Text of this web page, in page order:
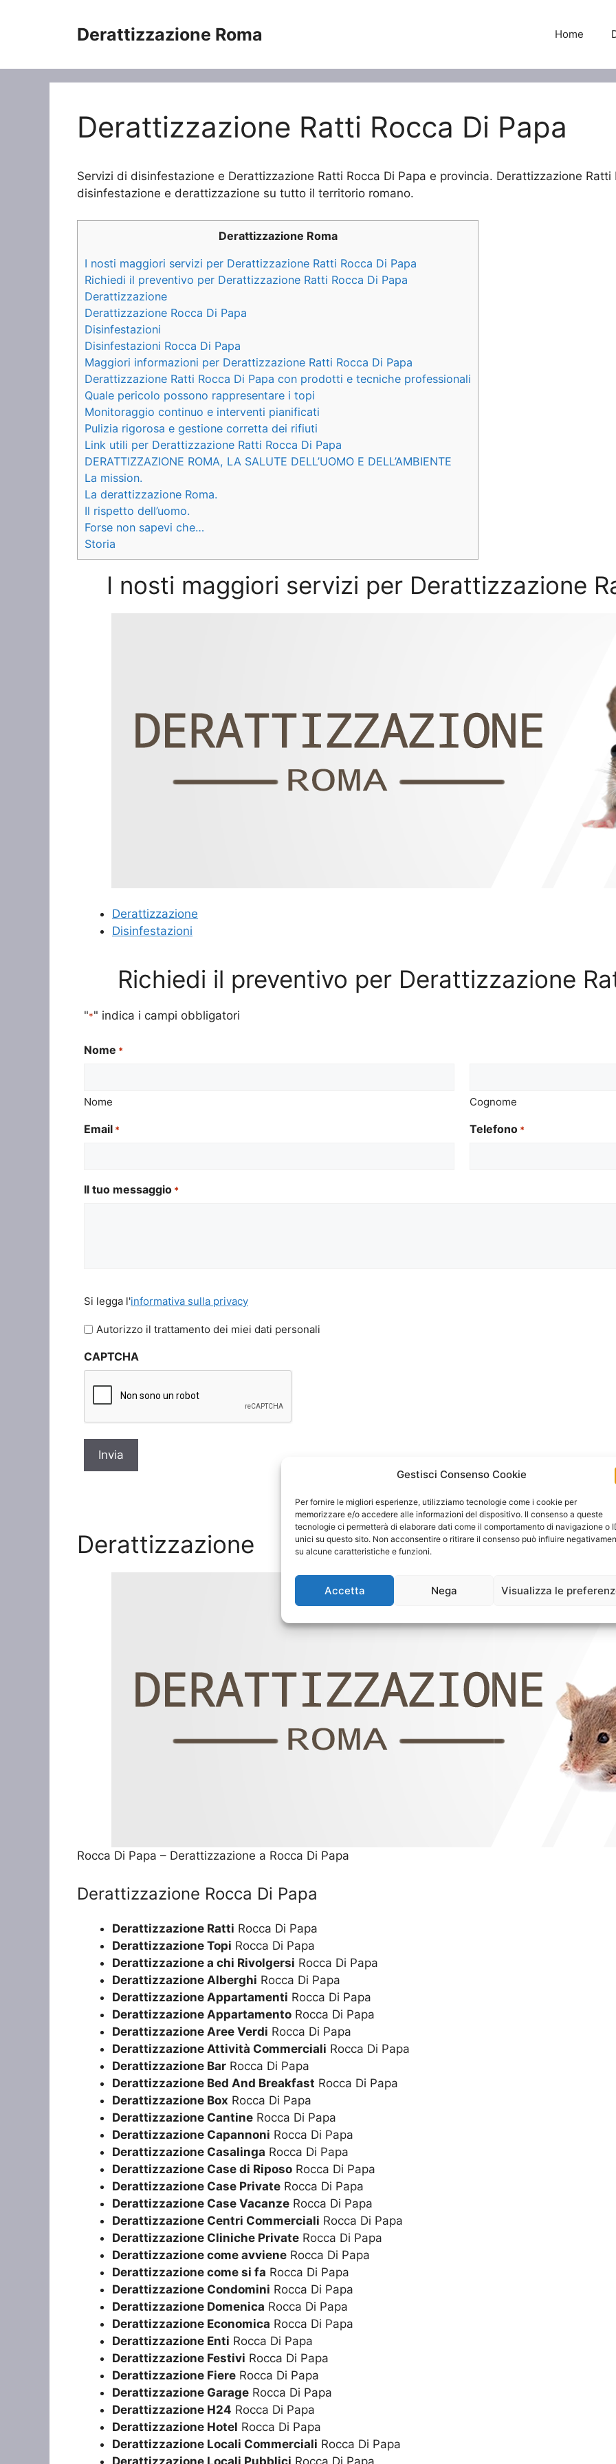
Gestisci Consenso Cookie
Per fornire le migliori esperienze, utilizziamo tecnologie come i cookie per
memorizzare e/o accedere alle informazioni del dispositivo. Il consenso a queste
tecnologie ci permetterà di elaborare dati come il comportamento di navigazione o
unici su questo sito. Non acconsentire o ritirare il consenso può influire
su alcune caratteristiche e funzioni.
Accetta Nega Visualizza le
Derattizzazione Roma Home
Derattizzazione Ratti Rocca Di Papa
Servizi di disinfestazione e Derattizzazione Ratti Rocca Di Papa e provincia. Derattizzazione
disinfestazione e derattizzazione su tutto il territorio romano.
Derattizzazione Roma
I nosti maggiori servizi per Derattizzazione Ratti Rocca Di Papa
Richiedi il preventivo per Derattizzazione Ratti Rocca Di Papa
Derattizzazione
Derattizzazione Rocca Di Papa
Disinfestazioni
Disinfestazioni Rocca Di Papa
Maggiori informazioni per Derattizzazione Ratti Rocca Di Papa
Derattizzazione Ratti Rocca Di Papa con prodotti e tecniche professionali
Quale pericolo possono rappresentare i topi
Monitoraggio continuo e interventi pianificati
Pulizia rigorosa e gestione corretta dei rifiuti
Link utili per Derattizzazione Ratti Rocca Di Papa
DERATTIZZAZIONE ROMA, LA SALUTE DELL’UOMO E DELL’AMBIENTE
La mission.
La derattizzazione Roma.
Il rispetto dell’uomo.
Forse non sapevi che…
Storia
I nosti maggiori servizi per Derattizzazione
Derattizzazione
Disinfestazioni
Richiedi il preventivo per Derattizzazione
"*" indica i campi obbligatori
Nome *
Nome Cognome
Email * Telefono *
Il tuo messaggio *
legga
l'informativa
privacy
Si legga l'informativa sulla privacy
Autorizzo il trattamento dei miei dati personali
CAPTCHA
Derattizzazione
Rocca Di Papa – Derattizzazione a Rocca Di Papa
Derattizzazione Rocca Di Papa
Derattizzazione Ratti Rocca Di Papa
Derattizzazione Topi Rocca Di Papa
Derattizzazione a chi Rivolgersi Rocca Di Papa
Derattizzazione Alberghi Rocca Di Papa
Derattizzazione Appartamenti Rocca Di Papa
Derattizzazione Appartamento Rocca Di Papa
Derattizzazione Aree Verdi Rocca Di Papa
Derattizzazione Attività Commerciali Rocca Di Papa
Derattizzazione Bar Rocca Di Papa
Derattizzazione Bed And Breakfast Rocca Di Papa
Derattizzazione Box Rocca Di Papa
Derattizzazione Cantine Rocca Di Papa
Derattizzazione Capannoni Rocca Di Papa
Derattizzazione Casalinga Rocca Di Papa
Derattizzazione Case di Riposo Rocca Di Papa
Derattizzazione Case Private Rocca Di Papa
Derattizzazione Case Vacanze Rocca Di Papa
Derattizzazione Centri Commerciali Rocca Di Papa
Derattizzazione Cliniche Private Rocca Di Papa
Derattizzazione come avviene Rocca Di Papa
Derattizzazione come si fa Rocca Di Papa
Derattizzazione Condomini Rocca Di Papa
Derattizzazione Domenica Rocca Di Papa
Derattizzazione Economica Rocca Di Papa
Derattizzazione Enti Rocca Di Papa
Derattizzazione Festivi Rocca Di Papa
Derattizzazione Fiere Rocca Di Papa
Derattizzazione Garage Rocca Di Papa
Derattizzazione H24 Rocca Di Papa
Derattizzazione Hotel Rocca Di Papa
Derattizzazione Locali Commerciali Rocca Di Papa